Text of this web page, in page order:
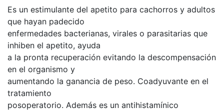
Es un estimulante del apetito para cachorros y adultos
que hayan padecido
enfermedades bacterianas, virales o parasitarias que
inhiben el apetito, ayuda
a la pronta recuperación evitando la descompensación
en el organismo y
aumentando la ganancia de peso. Coadyuvante en el
tratamiento
posoperatorio. Además es un antihistamínico